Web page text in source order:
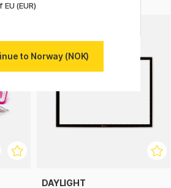
20%
DAYLIGHT
(EUR)
to Norway (NOK)